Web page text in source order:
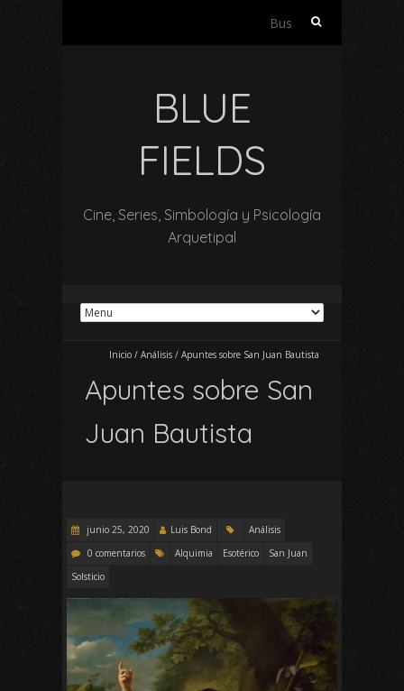
Buscar:
BLUE
FIELDS
Cine, Series, Simbología y Psicología
Arquetipal
Inicio / Análisis / Apuntes sobre San Juan Bautista
Apuntes sobre San
Juan Bautista
junio 25, 2020 Luis Bond
Análisis
0 comentarios
Alquimia Esotérico
San Juan
Solsticio